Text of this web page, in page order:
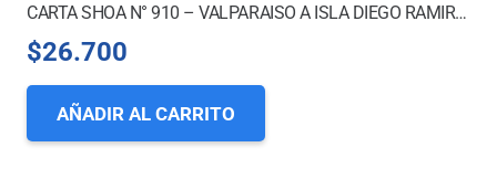
CARTA SHOA N° 910 – VALPARAISO A ISLA DIEGO RAMIREZ
$26.700
AÑADIR AL CARRITO